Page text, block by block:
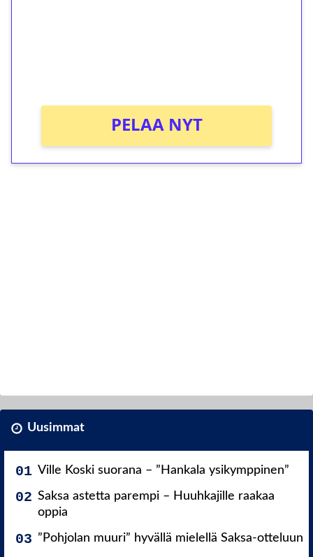
PELAA NYT
Uusimmat
Ville Koski suorana – ”Hankala ysikymppinen”
Saksa astetta parempi – Huuhkajille raakaa
oppia
”Pohjolan muuri” hyvällä mielellä Saksa-otteluun